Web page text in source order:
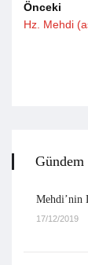
Önceki
Hz. Mehdi
Gündem
Mehdi’nin
17/12/2019